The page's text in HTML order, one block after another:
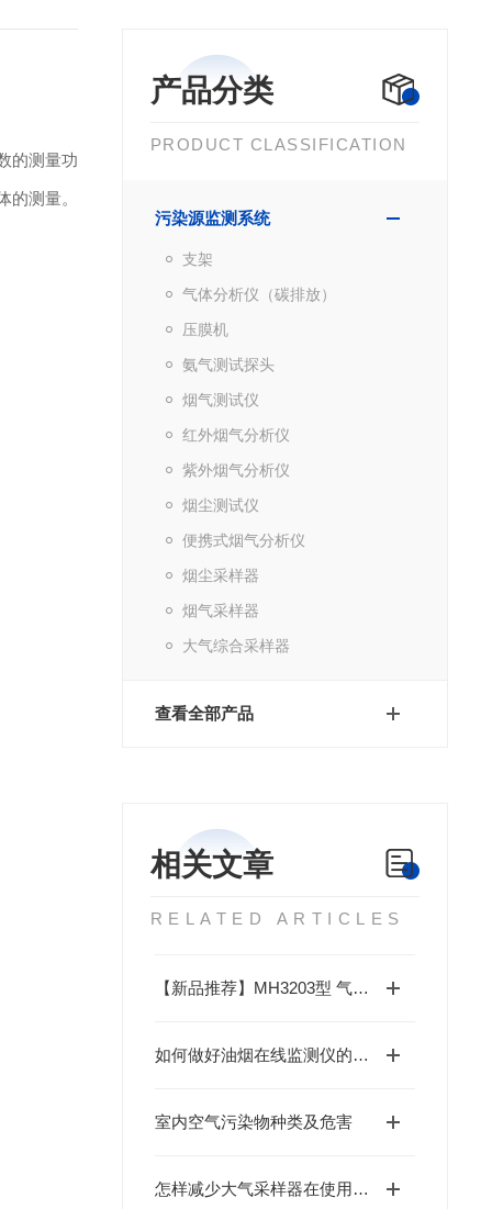
产品分类
PRODUCT CLASSIFICATION
污染源监测系统
支架
气体分析仪（碳排放）
压膜机
氨气测试探头
烟气测试仪
红外烟气分析仪
紫外烟气分析仪
烟尘测试仪
便携式烟气分析仪
烟尘采样器
烟气采样器
大气综合采样器
查看全部产品
相关文章
RELATED ARTICLES
【新品推荐】MH3203型 气体分析仪（碳排放）
如何做好油烟在线监测仪的维护和保养工作?
室内空气污染物种类及危害
怎样减少大气采样器在使用时故障的产生？
的测量功
测量。